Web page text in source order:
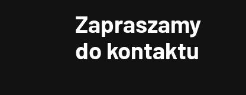
Zapraszamy
do kontaktu